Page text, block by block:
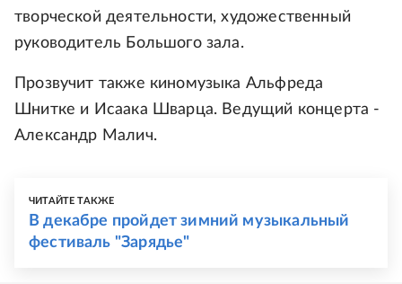
творческой деятельности, художественный
руководитель Большого зала.
Прозвучит также киномузыка Альфреда
Шнитке и Исаака Шварца. Ведущий концерта -
Александр Малич.
ЧИТАЙТЕ ТАКЖЕ
В декабре пройдет зимний музыкальный
фестиваль "Зарядье"